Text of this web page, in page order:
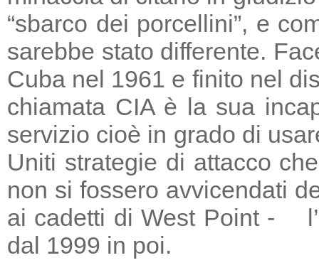
“sbarco dei porcellini”, e
sarebbe stato differente.
Cuba nel 1961 e finito nel
chiamata CIA è la sua
servizio cioè in grado di
Uniti strategie di attacco
non si fossero avvicendati
ai cadetti di West Point - l’
dal 1999 in poi.